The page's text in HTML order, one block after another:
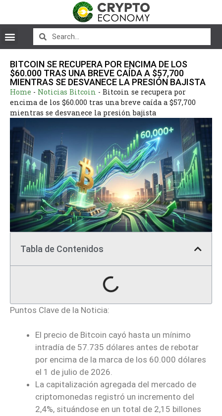
BITCOIN SE RECUPERA POR ENCIMA DE LOS
$60.000 TRAS UNA BREVE CAÍDA A $57,700
MIENTRAS SE DESVANECE LA PRESIÓN BAJISTA
Home - Noticias Bitcoin - Bitcoin se recupera por
encima de los $60.000 tras una breve caída a $57,700
mientras se desvanece la presión bajista
Tabla de Contenidos
Puntos Clave de la Noticia:
El precio de Bitcoin cayó hasta un mínimo
intradía de 57.735 dólares antes de rebotar
por encima de la marca de los 60.000 dólares
el 1 de julio de 2026.
La capitalización agregada del mercado de
criptomonedas registró un incremento del
2,4%, situándose en un total de 2,15 billones